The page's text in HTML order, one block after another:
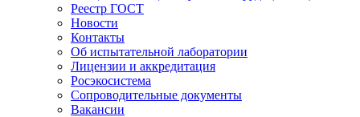
Реестр ГОСТ
Новости
Контакты
Об испытательной лаборатории
Лицензии и аккредитация
Росэкосистема
Сопроводительные документы
Вакансии